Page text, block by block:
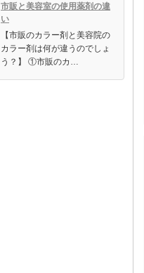
市販と美容室の使用薬剤の違
い
【市販のカラー剤と美容院の
カラー剤は何が違うのでしょ
う？】 ①市販のカ…